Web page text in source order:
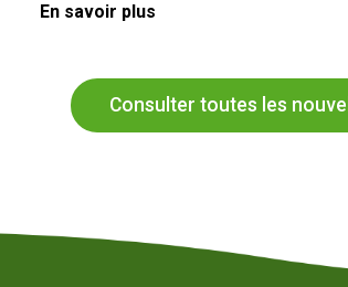
En savoir plus
Consulter toutes les